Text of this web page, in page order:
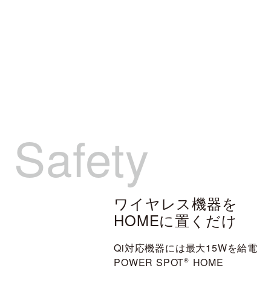
Safety
ワイヤレス機器を
HOMEに置くだけ
Qi対応機器には最大15Wを給電
POWER SPOT® ︎ HOME